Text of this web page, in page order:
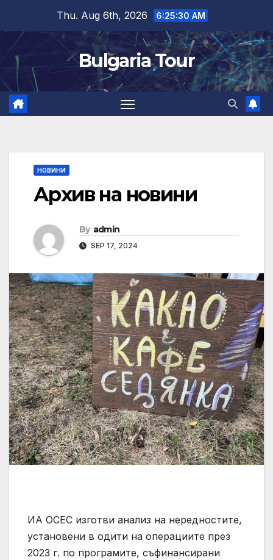
content
Thu. Aug 6th, 2026 6:25:31 AM
Bulgaria Tour
НОВИНИ
Архив на новини
By admin
SEP 17, 2024
ИА ОСЕС изготви анализ на нередностите,
установени в одити на операциите през
2023 г. по програмите, съфинансирани